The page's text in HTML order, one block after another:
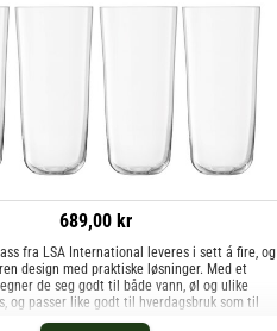
689,00 kr
fra LSA International leveres i sett á fire, og
design med praktiske løsninger. Med et
de seg godt til både vann, øl og ulike
og passer like godt til hverdagsbruk som til